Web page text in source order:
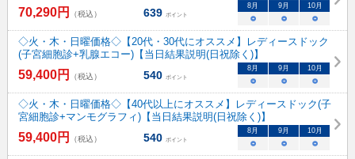
70,290円 （税込） 639 ポイント
8 月 9 月 10月
○ ○ ○
◇火・木・日曜価格◇【20代・30代にオススメ】レディースドック
(子宮細胞診+乳腺エコー)【当日結果説明(日祝除く)】
59,400円 （税込） 540 ポイント
8 月 9 月 10月
○ ○ ○
◇火・木・日曜価格◇【40代以上にオススメ】レディースドック(子
宮細胞診+マンモグラフィ)【当日結果説明(日祝除く)】
59,400円 （税込） 540 ポイント
8 月 9 月 10月
○ ○ ○